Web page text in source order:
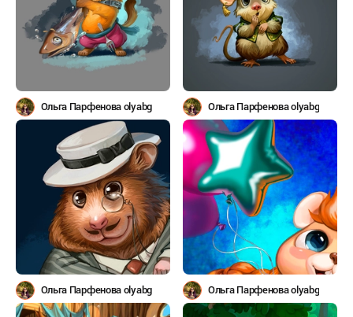
Ольга Парфенова olyabg Ольга Парфенова olyabg
Ольга Парфенова olyabg Ольга Парфенова olyabg